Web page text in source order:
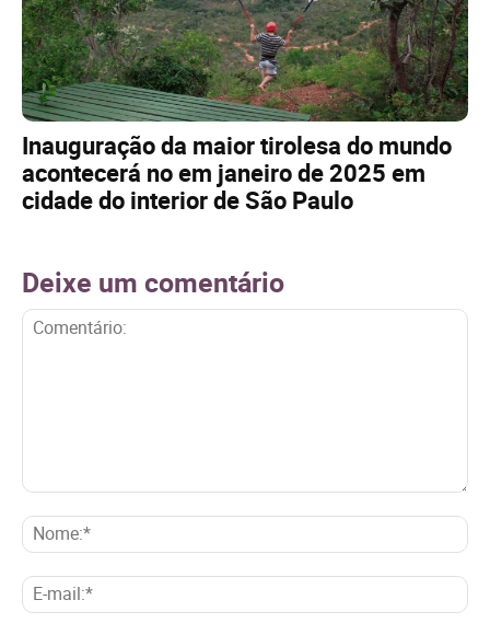
Inauguração da maior tirolesa do mundo
acontecerá no em janeiro de 2025 em
cidade do interior de São Paulo
Deixe um comentário
E-